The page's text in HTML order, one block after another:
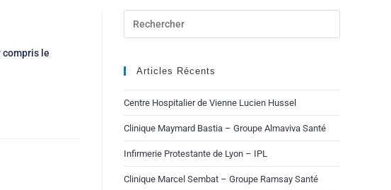
le
Articles Récents
Centre Hospitalier de Vienne Lucien Hussel
Clinique Maymard Bastia – Groupe Almaviva Santé
Infirmerie Protestante de Lyon – IPL
Clinique Marcel Sembat – Groupe Ramsay Santé